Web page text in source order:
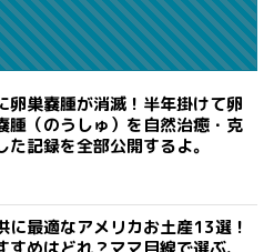
卵巣嚢腫が消滅！半年掛けて卵
腫（のうしゅ）を自然治癒・克
た記録を全部公開するよ。
に最適なアメリカお土産13選！